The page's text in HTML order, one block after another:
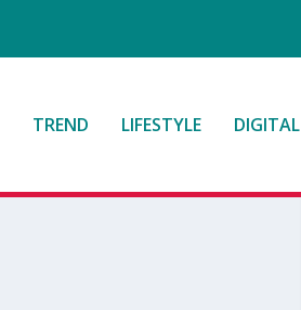
TREND LIFESTYLE DIGITAL